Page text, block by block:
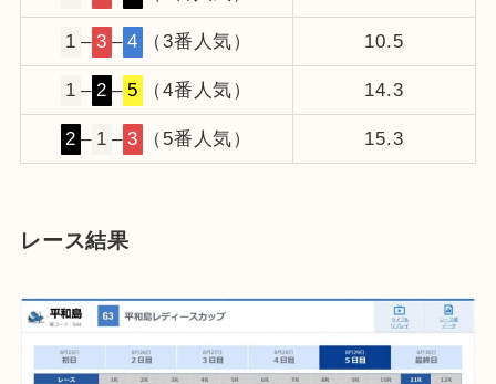
1 – 3 – 4 （3番人気） 10.5
1 – 2 – 5 （4番人気） 14.3
2 – 1 – 3 （5番人気） 15.3
レース結果